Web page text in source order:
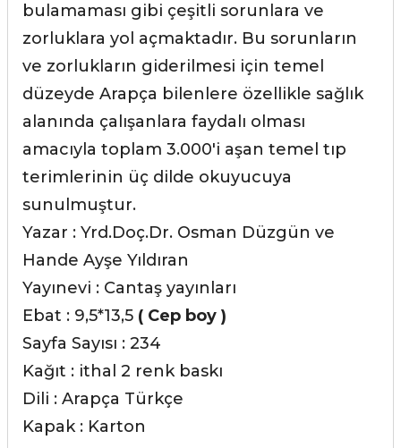
bulamaması gibi çeşitli sorunlara ve
zorluklara yol açmaktadır. Bu sorunların
ve zorlukların giderilmesi için temel
düzeyde Arapça bilenlere özellikle sağlık
alanında çalışanlara faydalı olması
amacıyla toplam 3.000'i aşan temel tıp
terimlerinin üç dilde okuyucuya
sunulmuştur.
Yazar : Yrd.Doç.Dr. Osman Düzgün ve
Hande Ayşe Yıldıran
Yayınevi : Cantaş yayınları
Ebat : 9,5*13,5 ( Cep boy )
Sayfa Sayısı : 234
Kağıt : ithal 2 renk baskı
Dili : Arapça Türkçe
Kapak : Karton